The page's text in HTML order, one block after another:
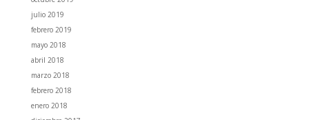
julio 2019
febrero 2019
mayo 2018
abril 2018
marzo 2018
febrero 2018
enero 2018